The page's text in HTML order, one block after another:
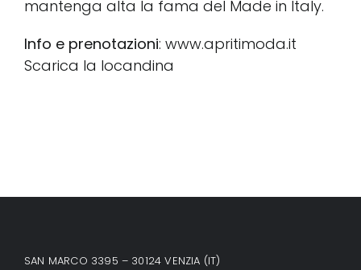
mantenga alta la fama del Made in Italy.
Info e prenotazioni: www.apritimoda.it
Scarica la locandina
SAN MARCO 3395 – 30124 VENZIA (IT)